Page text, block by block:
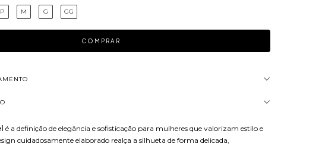
P M G GG
é a definição de elegância e sofisticação para mulheres que valorizam estilo e
cuidadosamente elaborado realça a silhueta de forma delicada,